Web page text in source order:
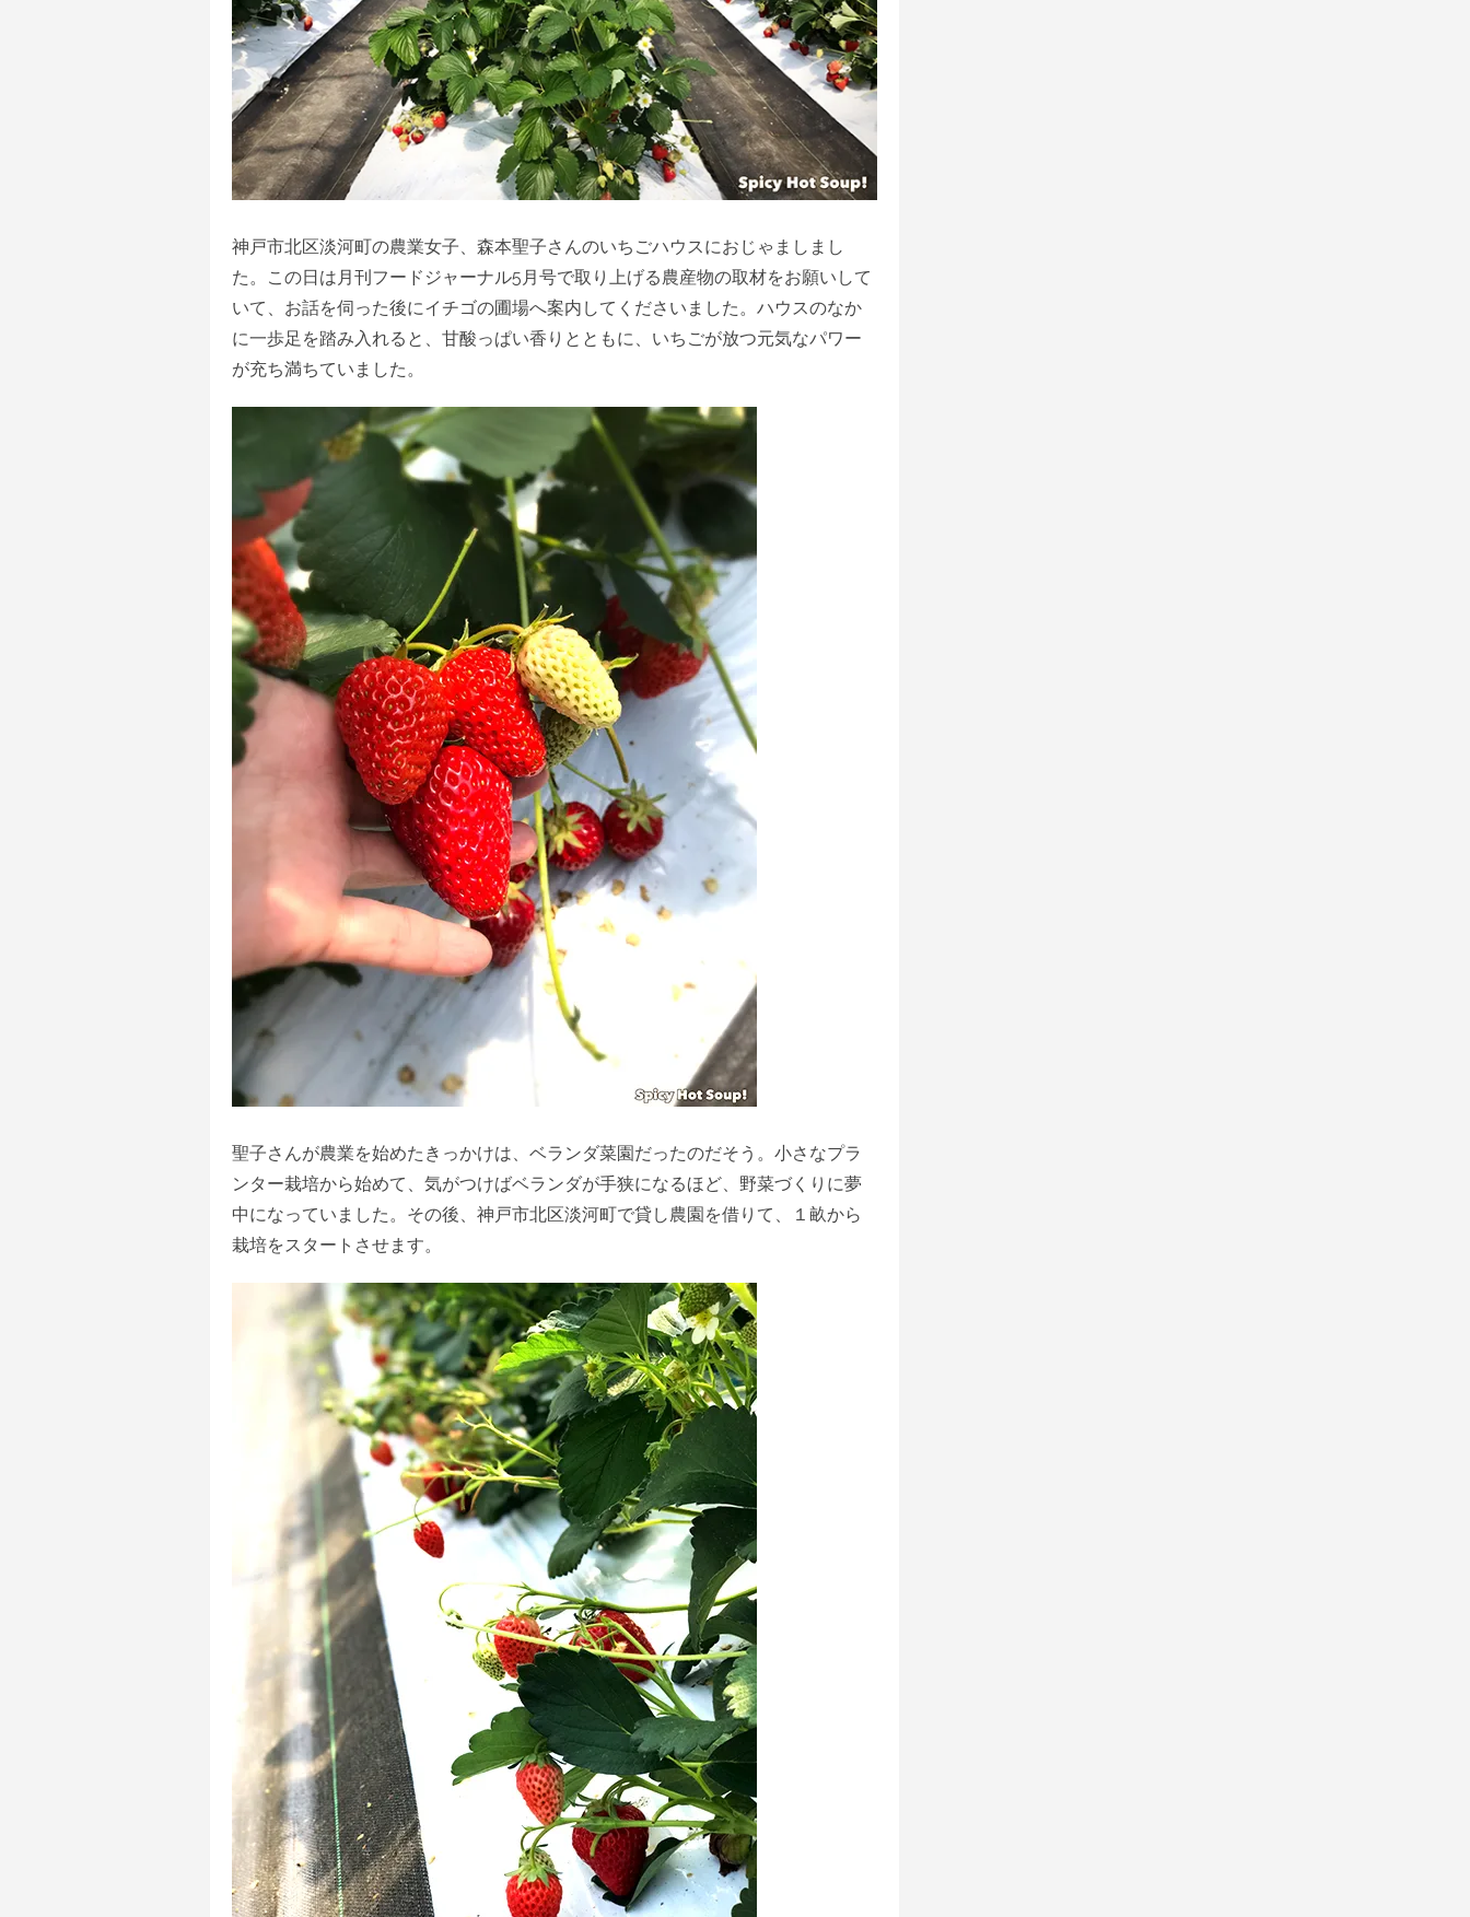
神戸市北区淡河町の農業女子、森本聖子さんのいちごハウスにおじゃましまし
た。この日は月刊フードジャーナル5月号で取り上げる農産物の取材をお願いして
いて、お話を伺った後にイチゴの圃場へ案内してくださいました。ハウスのなか
に一歩足を踏み入れると、甘酸っぱい香りとともに、いちごが放つ元気なパワー
が充ち満ちていました。
聖子さんが農業を始めたきっかけは、ベランダ菜園だったのだそう。小さなプラ
ンター栽培から始めて、気がつけばベランダが手狭になるほど、野菜づくりに夢
中になっていました。その後、神戸市北区淡河町で貸し農園を借りて、１畝から
栽培をスタートさせます。